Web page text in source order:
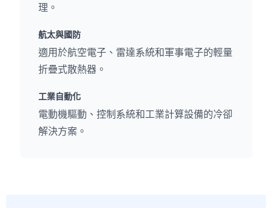
理。
航太與國防
適用於航空電子、雷達系統和軍事電子的輕量
折疊式散熱器。
工業自動化
電動機驅動、控制系統和工業計算設備的冷卻
解決方案。